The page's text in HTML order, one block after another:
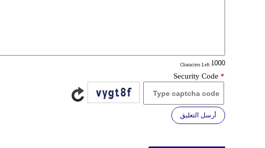
: Characters Left
Security Code *
أرسل التعليق